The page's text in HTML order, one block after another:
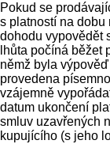
Pokud se
s platností na dobu
dohodu vypovědět
lhůta počíná běžet
němž byla
provedena
vzájemně
datum ukončení
smluv uzavřených
kupujícího (s jeho